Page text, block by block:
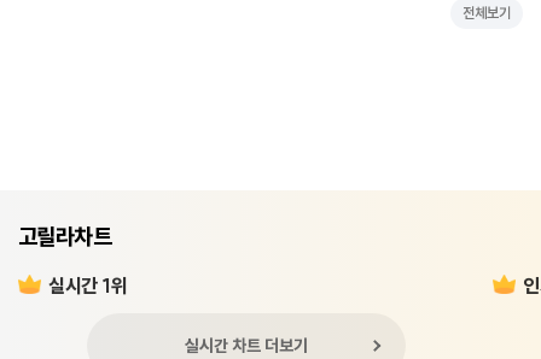
전체보기
고릴라차트
실시간 1위
실시간 차트 더보기